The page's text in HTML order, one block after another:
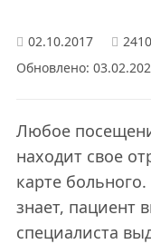
02.10.2017 2410
Обновлено:
Любое
находит свое
карте
знает, пациент
специалиста